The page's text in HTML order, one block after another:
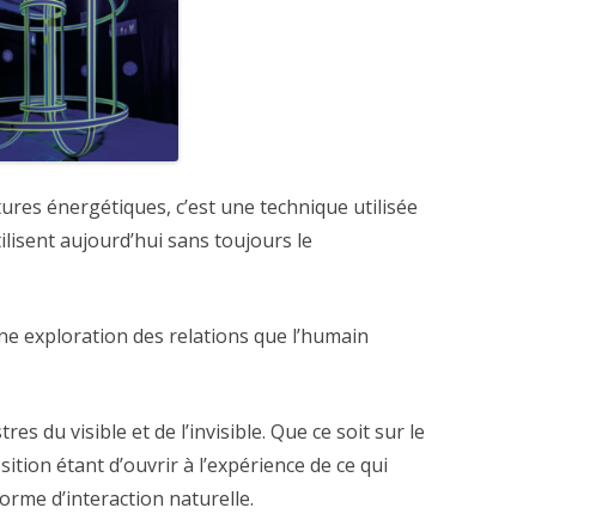
énergétiques, c’est une technique utilisée
aujourd’hui sans toujours le
exploration des relations que l’humain
du visible et de l’invisible. Que ce soit sur le
étant d’ouvrir à l’expérience de ce qui
d’interaction naturelle.